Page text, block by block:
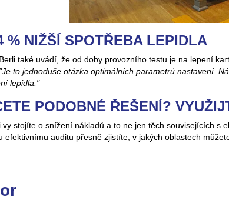
% NIŽŠÍ SPOTŘEBA LEPIDLA
také uvádí, že od doby provozního testu je na lepení
"Je to jednoduše otázka optimálních parametrů nastavení.
lepidla."
PODOBNÉ ŘEŠENÍ?
vy stojíte o snížení nákladů a to ne jen těch souvisejících s
efektivnímu auditu přesně zjistíte, v jakých oblastech